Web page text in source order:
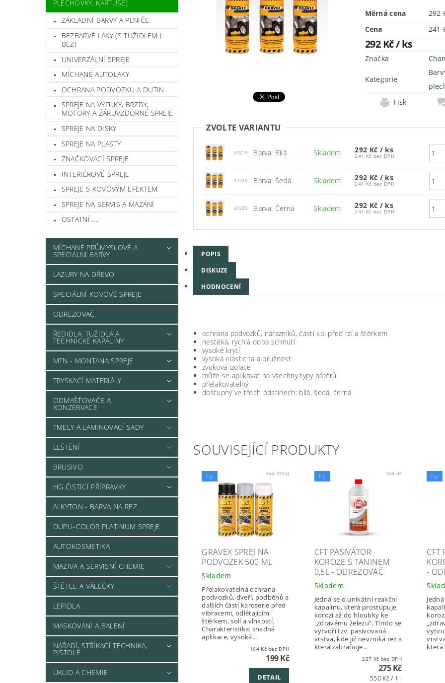
PLECHOVKY, KARTUŠE)
ZÁKLADNÍ BARVY A PLNIČE
BEZBARVÉ LAKY (S TUŽIDLEM I
BEZ)
UNIVERZÁLNÍ SPREJE
MÍCHANÉ AUTOLAKY
OCHRANA PODVOZKU A DUTIN
SPREJE NA VÝFUKY, BRZDY,
MOTORY A ŽÁRUVZDORNÉ SPREJE
SPREJE NA DISKY
SPREJE NA PLASTY
ZNAČKOVACÍ SPREJE
INTERIÉROVÉ SPREJE
SPREJE S KOVOVÝM EFEKTEM
SPREJE NA SERVIS A MAZÁNÍ
OSTATNÍ ....
MÍCHANÉ PRŮMYSLOVÉ A
SPECIÁLNÍ BARVY
LAZURY NA DŘEVO
SPECIÁLNÍ KOVOVÉ SPREJE
ODREZOVAČ
ŘEDIDLA, TUŽIDLA A
TECHNICKÉ KAPALINY
MTN - MONTANA SPREJE
TRYSKACÍ MATERIÁLY
ODMAŠŤOVAČE A
KONZERVACE
TMELY A LAMINOVACÍ SADY
LEŠTĚNÍ
BRUSIVO
HG ČISTÍCÍ PŘÍPRAVKY
ALKYTON - BARVA NA REZ
DUPLI-COLOR PLATINUM SPREJE
AUTOKOSMETIKA
MAZIVA A SERVISNÍ CHEMIE
ŠTĚTCE A VÁLEČKY
LEPIDLA
MASKOVÁNÍ A BALENÍ
NÁŘADÍ, STŘÍKACÍ TECHNIKA,
PISTOLE
ÚKLID A CHEMIE
Měrná cena
292
Cena
292 Kč/ ks
Značka
Kategorie
Tisk
ZVOLTE VARIANTU
37215 Barva: Bílá Skladem 292 Kč / ks
241 Kč bez DPH
37225 Barva: Šedá Skladem 292 Kč / ks
241 Kč bez DPH
37235 Barva: Černá Skladem 292 Kč / ks
241 Kč bez DPH
POPIS
DISKUZE
HODNOCENÍ
ochrana podvozků, nárazníků, částí kol před rzí a štěrkem
nestéká, rychlá doba schnutí
vysoké krytí
vysoká elasticita a pružnost
zvuková izolace
může se aplikovat na všechny typy nátěrů
přelakovatelný
dostupný ve třech odstínech: bílá, šedá, černá
SOUVISEJÍCÍ PRODUKTY
Tip Kód: 37024
GRAVEX SPREJ NA
PODVOZEK 500 ML
Skladem
Přelakovatelná ochrana
podvozků, dveří, podběhů a
dalších částí karoserie před
vibracemi, odlétajícím
štěrkem, solí a vlhkostí.
Charakteristika: snadná
aplikace, vysoká...
164 Kč bez DPH
199 Kč
DETAIL
Tip Kód:45
CFT PASIVÁTOR
KOROZE S TANINEM
0,5L - ODREZOVAČ
Skladem
Jedná se o unikátní reakční
kapalinu, která prostupuje
korozí až do hloubky ke
„zdravému železu“. Tímto se
vytvoří tzv. pasivovaná
vrstva, kde již nevzniká rez a
která zabraňuje...
227 Kč bez DPH
275 Kč
550 Kč / 1 l
Tip
CFT
-
která